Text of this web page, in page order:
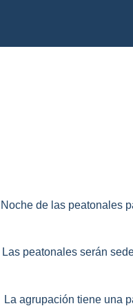
Noche de las peatonales
Las peatonales serán
La agrupación tiene una